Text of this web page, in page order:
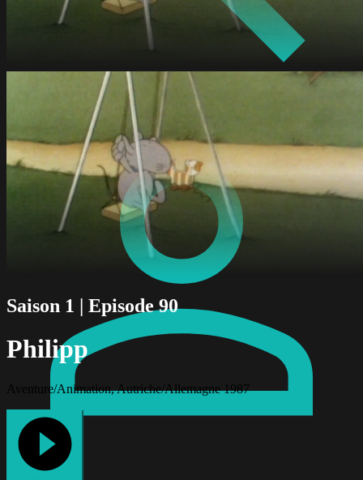
Saison 1 | Episode 90
Philipp
Aventure/Animation, Autriche/Allemagne 1987